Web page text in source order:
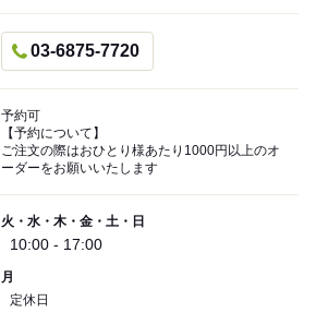
03-6875-7720
予約可
【予約について】
ご注文の際はおひとり様あたり1000円以上のオ
ーダーをお願いいたします
火・水・木・金・土・日
10:00 - 17:00
月
定休日